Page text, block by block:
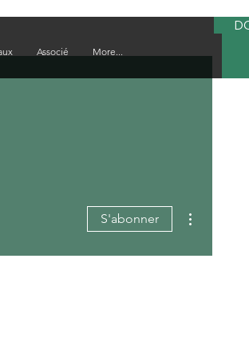
Associé More...
S'abonner